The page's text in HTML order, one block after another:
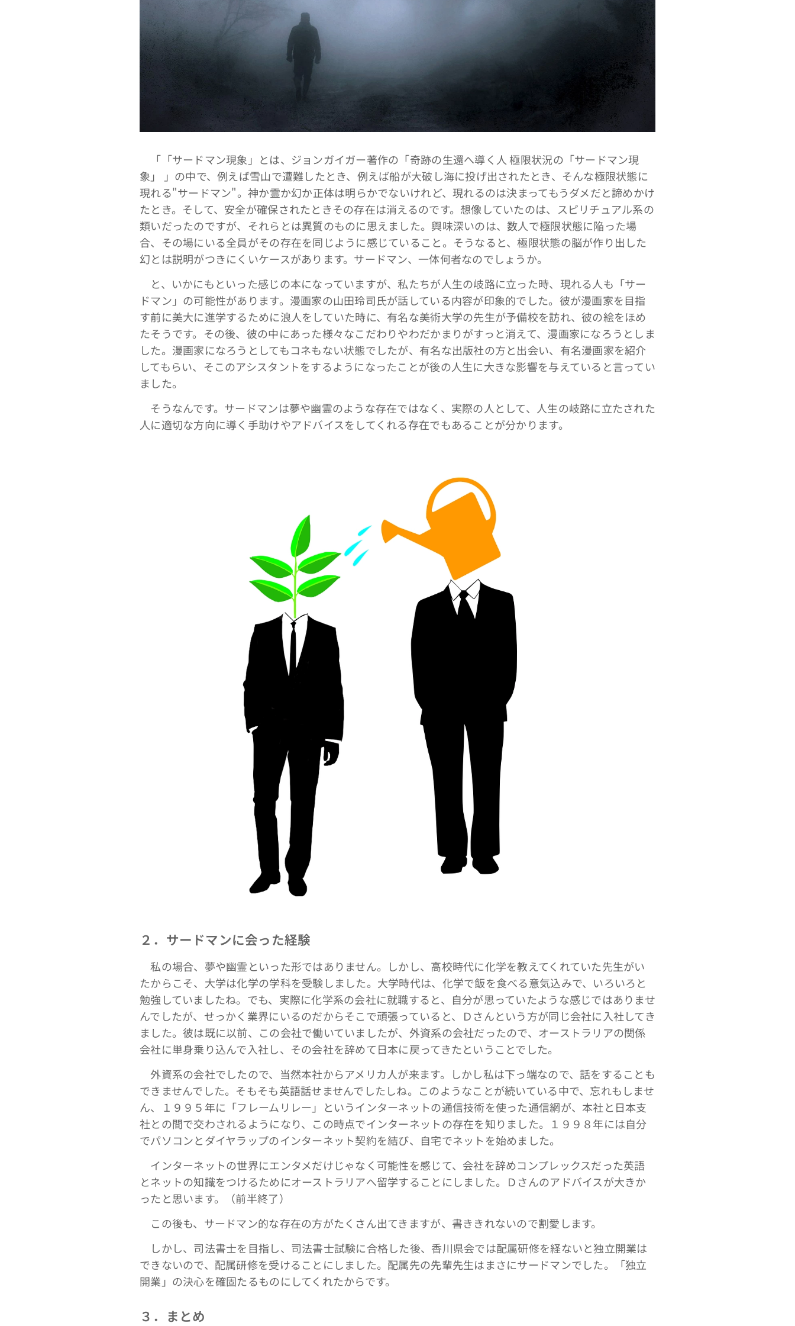
「「サードマン現象」とは、ジョンガイガー著作の「奇跡の生還へ導く人 極限状況の「サードマン現
象」 」の中で、例えば雪山で遭難したとき、例えば船が大破し海に投げ出されたとき、そんな極限状態に
現れる"サードマン"。神か霊か幻か正体は明らかでないけれど、現れるのは決まってもうダメだと諦めかけ
たとき。そして、安全が確保されたときその存在は消えるのです。想像していたのは、スピリチュアル系の
類いだったのですが、それらとは異質のものに思えました。興味深いのは、数人で極限状態に陥った場
合、その場にいる全員がその存在を同じように感じていること。そうなると、極限状態の脳が作り出した
幻とは説明がつきにくいケースがあります。サードマン、一体何者なのでしょうか。
と、いかにもといった感じの本になっていますが、私たちが人生の岐路に立った時、現れる人も「サー
ドマン」の可能性があります。漫画家の山田玲司氏が話している内容が印象的でした。彼が漫画家を目指
す前に美大に進学するために浪人をしていた時に、有名な美術大学の先生が予備校を訪れ、彼の絵をほめ
たそうです。その後、彼の中にあった様々なこだわりやわだかまりがすっと消えて、漫画家になろうとしま
した。漫画家になろうとしてもコネもない状態でしたが、有名な出版社の方と出会い、有名漫画家を紹介
してもらい、そこのアシスタントをするようになったことが後の人生に大きな影響を与えていると言ってい
ました。
そうなんです。サードマンは夢や幽霊のような存在ではなく、実際の人として、人生の岐路に立たされた
人に適切な方向に導く手助けやアドバイスをしてくれる存在でもあることが分かります。
２．サードマンに会った経験
私の場合、夢や幽霊といった形ではありません。しかし、高校時代に化学を教えてくれていた先生がい
たからこそ、大学は化学の学科を受験しました。大学時代は、化学で飯を食べる意気込みで、いろいろと
勉強していましたね。でも、実際に化学系の会社に就職すると、自分が思っていたような感じではありませ
んでしたが、せっかく業界にいるのだからそこで頑張っていると、Ｄさんという方が同じ会社に入社してき
ました。彼は既に以前、この会社で働いていましたが、外資系の会社だったので、オーストラリアの関係
会社に単身乗り込んで入社し、その会社を辞めて日本に戻ってきたということでした。
外資系の会社でしたので、当然本社からアメリカ人が来ます。しかし私は下っ端なので、話をすることも
できませんでした。そもそも英語話せませんでしたしね。このようなことが続いている中で、忘れもしませ
ん、１９９５年に「フレームリレー」というインターネットの通信技術を使った通信網が、本社と日本支
社との間で交わされるようになり、この時点でインターネットの存在を知りました。１９９８年には自分
でパソコンとダイヤラップのインターネット契約を結び、自宅でネットを始めました。
インターネットの世界にエンタメだけじゃなく可能性を感じて、会社を辞めコンプレックスだった英語
とネットの知識をつけるためにオーストラリアへ留学することにしました。Ｄさんのアドバイスが大きか
ったと思います。（前半終了）
この後も、サードマン的な存在の方がたくさん出てきますが、書ききれないので割愛します。
しかし、司法書士を目指し、司法書士試験に合格した後、香川県会では配属研修を経ないと独立開業は
できないので、配属研修を受けることにしました。配属先の先輩先生はまさにサードマンでした。「独立
開業」の決心を確固たるものにしてくれたからです。
３．まとめ